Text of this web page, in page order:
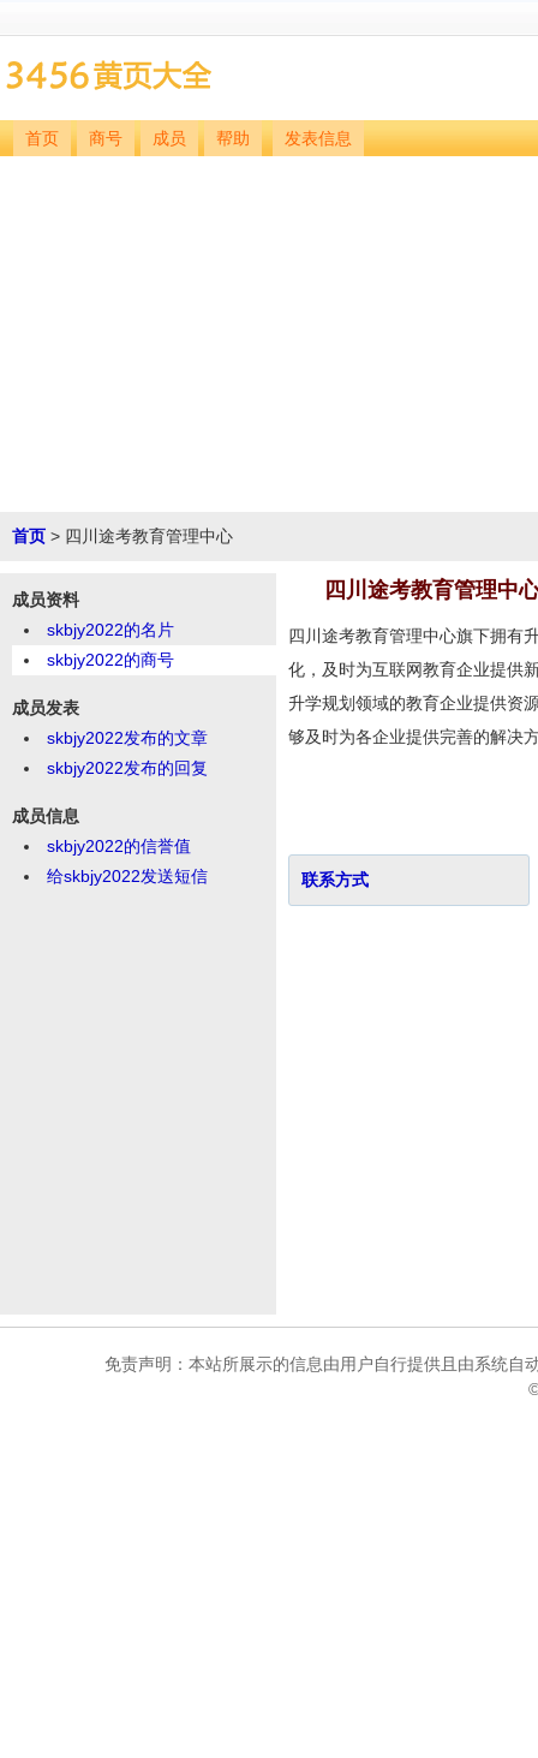
首页 商号 成员 帮助 发表信息
首页 > 四川途考教育管理中心
成员资料
skbjy2022的名片
skbjy2022的商号
成员发表
skbjy2022发布的文章
skbjy2022发布的回复
成员信息
skbjy2022的信誉值
给skbjy2022发送短信
四川途考教育管理中
四川途考教育管理中心旗下拥有
化，及时为互联网教育企业提供
升学规划领域的教育企业提供资
够及时为各企业提供完善的解决
联系方式
免责声明：本站所展示的信息由用户自行提供且由系统